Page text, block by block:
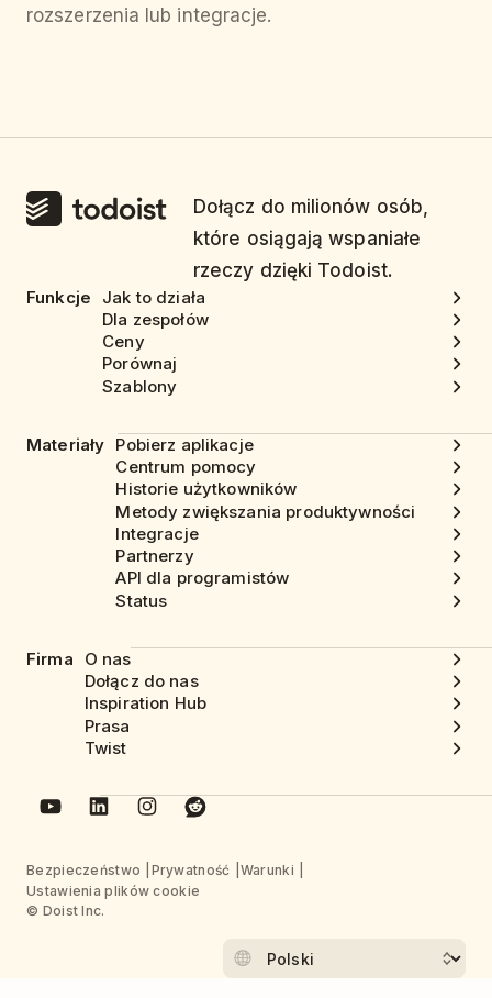
rozszerzenia lub integracje.
Dołącz do milionów osób,
które osiągają wspaniałe
rzeczy dzięki Todoist.
Funkcje
Jak to działa
Dla zespołów
Ceny
Porównaj
Szablony
Materiały Pobierz aplikacje
Centrum pomocy
Historie użytkowników
Metody zwiększania produktywności
Integracje
Partnerzy
API dla programistów
Status
Firma
O nas
Dołącz do nas
Inspiration Hub
Prasa
Twist
Bezpieczeństwo Prywatność
Warunki
Ustawienia plików cookie
© Doist Inc.